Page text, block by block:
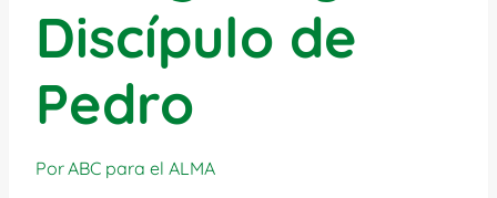
Discípulo de
Pedro
PorABC para el ALMA